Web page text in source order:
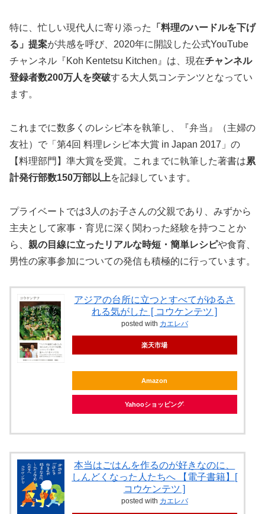
特に、忙しい現代人に寄り添った
「料理のハードルを下げ
る」提案が共感を呼び、2020年に開設した公式YouTube
チャンネル『Koh Kentetsu Kitchen』は、現在チャンネル
登録者数200万人を突破する大人気コンテンツとなってい
ます。
これまでに数多くのレシピ本を執筆し、『弁当』（主婦の
友社）で「第4回 料理レシピ本大賞 in Japan 2017」の
【料理部門】準大賞を受賞。これまでに執筆した著書は累
計発行部数150万部以上を記録しています。
プライベートでは3人のお子さんの父親であり、みずから
主夫として家事・育児に深く関わった経験を持つことか
ら、 親の目線に立ったリアルな時短・簡単レシピや食育、
男性の家事参加についての発信も積極的に行っています。
アジアの台所に立つとすべてがゆるさ
れる気がした [ コウケンテツ ]
posted with カエレバ
楽天市場
Amazon
Yahooショッピング
本当はごはんを作るのが好きなのに、
しんどくなった人たちへ 【電子書籍】[
コウケンテツ ]
posted with カエレバ